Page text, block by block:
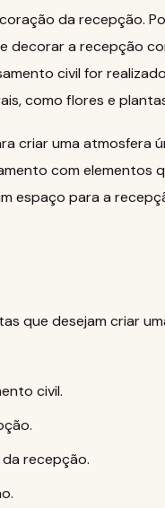
da recepção.
decorar a recepção
civil for
como flores e
criar uma atmosfera
com elementos
espaço para a
que desejam criar
civil.
recepção.